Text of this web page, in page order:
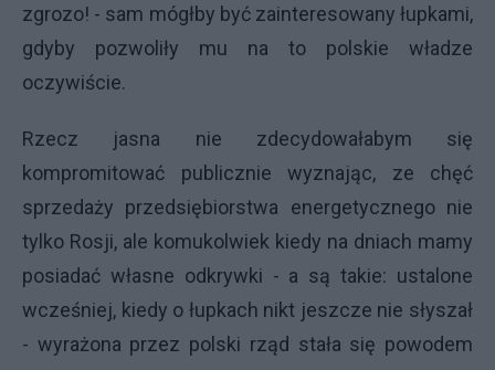
zgrozo! - sam mógłby być zainteresowany łupkami,
gdyby pozwoliły mu na to polskie władze
oczywiście.
Rzecz jasna nie zdecydowałabym się
kompromitować publicznie wyznając, ze chęć
sprzedaży przedsiębiorstwa energetycznego nie
tylko Rosji, ale komukolwiek kiedy na dniach mamy
posiadać własne odkrywki - a są takie: ustalone
wcześniej, kiedy o łupkach nikt jeszcze nie słyszał
- wyrażona przez polski rząd stała się powodem